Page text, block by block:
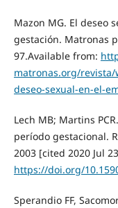
Mazon MG. El deseo
gestación. Matronas
97.Available from:
matronas.org/
deseo-sexual-en-el-
Lech MB; Martins
período gestacional.
2003 [cited 2020 Jul
https://doi.org/
Sperandio FF,